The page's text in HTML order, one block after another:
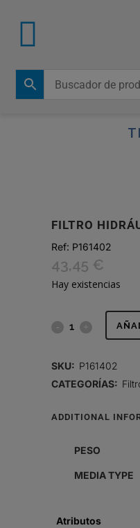
FILTRO
Ref: P161402
43,45 €
Hay existencias
FILTRO
CARTUCHO
SKU: P161402
CATEGORÍAS:
ADDITIONAL
PESO
MEDIA TYPE
Atributos